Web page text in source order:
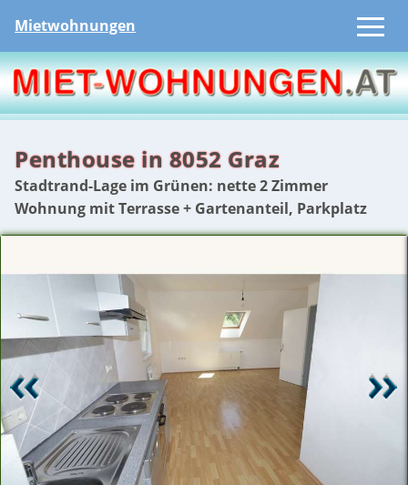
Mietwohnungen
Penthouse in 8052 Graz
Stadtrand-Lage im Grünen: nette 2 Zimmer
Wohnung mit Terrasse + Gartenanteil, Parkplatz